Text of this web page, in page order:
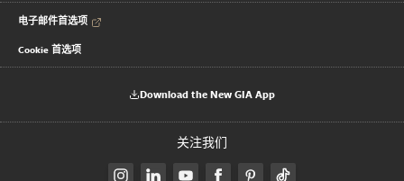
电子邮件首选项
Cookie 首选项
Download the New GIA App
关注我们